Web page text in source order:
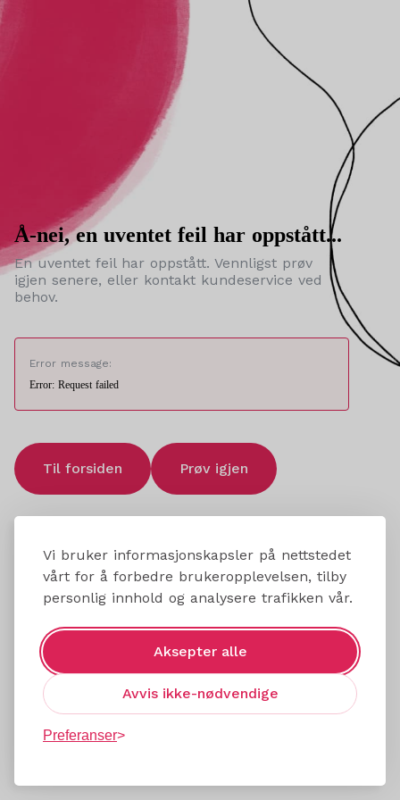
Vi bruker informasjonskapsler på nettstedet
vårt for å forbedre brukeropplevelsen, tilby
personlig innhold og analysere trafikken vår.
Aksepter alle
Avvis ikke-nødvendige
Preferanser
Å-nei, en uventet feil har oppstått...
En uventet feil har oppstått. Vennligst prøv
igjen senere, eller kontakt kundeservice ved
behov.
Error message:
Error: Request failed
Til forsiden Prøv igjen